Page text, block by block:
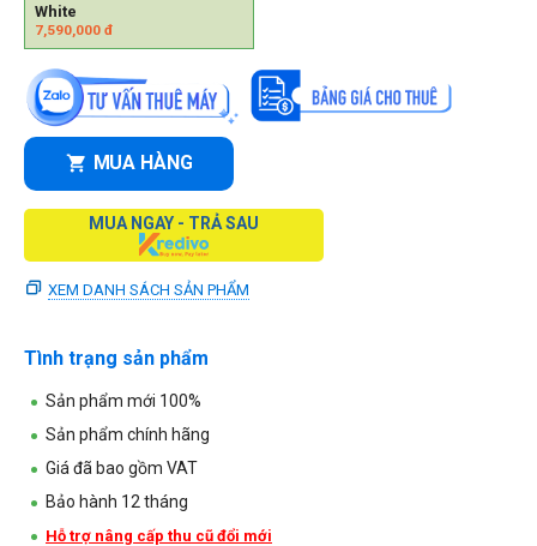
White
7,590,000 đ
MUA HÀNG
MUA NGAY - TRẢ SAU
XEM DANH SÁCH SẢN PHẨM
Tình trạng sản phẩm
Sản phẩm mới 100%
Sản phẩm chính hãng
Giá đã bao gồm VAT
Bảo hành 12 tháng
Hỗ trợ nâng cấp thu cũ đổi mới